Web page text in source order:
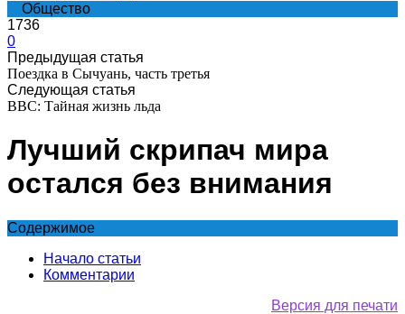
Общество
1736
0
Предыдущая статья
Поездка в Сычуань, часть третья
Следующая статья
BBC: Тайная жизнь льда
Лучший скрипач мира
остался без внимания
Содержимое
Начало статьи
Комментарии
Версия для печати